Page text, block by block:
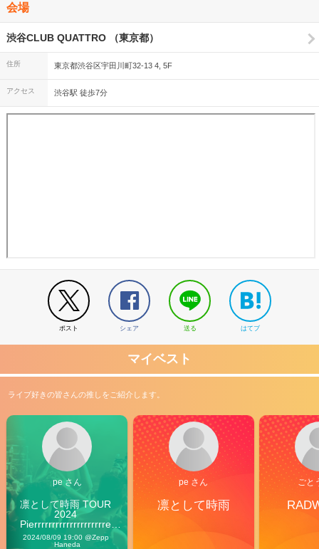
会場
渋谷CLUB QUATTRO （東京都）
住所 東京都渋谷区宇田川町32-13 4, 5F
アクセス 渋谷駅 徒歩7分
ポスト シェア 送る はてブ
マイベスト
ライブ好きの皆さんの推しをご紹介します。
pe さん
凛として時雨 TOUR
2024
Pierrrrrrrrrrrrrrrrrrrre
Vibes
2024/08/09 19:00 @Zepp
Haneda
pe さん
凛として時雨
ごと